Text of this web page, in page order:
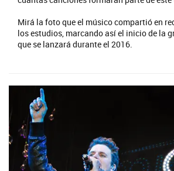
Mirá la foto que el músico compartió en
los estudios, marcando así el inicio de la
que se lanzará durante el 2016.